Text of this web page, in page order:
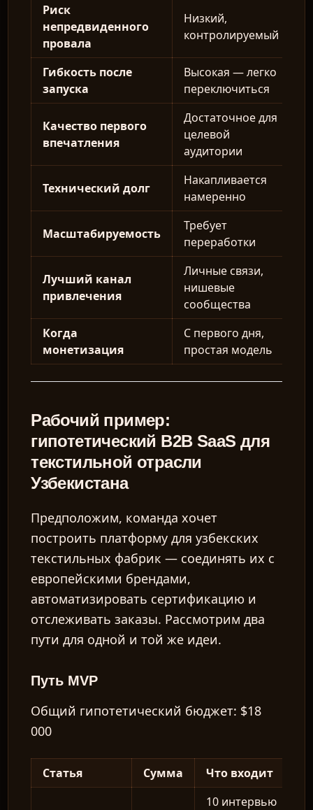
Риск
непредвиденного
провала
Низкий,
контролируемый
Гибкость после
запуска
Высокая — легко
переключиться
Качество первого
впечатления
Достаточное для
целевой
аудитории
Технический долг
Накапливается
намеренно
Масштабируемость
Требует
переработки
Лучший канал
привлечения
Личные связи,
нишевые
сообщества
Когда
монетизация
С первого дня,
простая модель
Рабочий пример:
гипотетический B2B SaaS для
текстильной отрасли
Узбекистана
Предположим, команда хочет
построить платформу для узбекских
текстильных фабрик — соединять их с
европейскими брендами,
автоматизировать сертификацию и
отслеживать заказы. Рассмотрим два
пути для одной и той же идеи.
Путь MVP
Общий гипотетический бюджет: $18
000
Статья Сумма Что входит
10 интервью